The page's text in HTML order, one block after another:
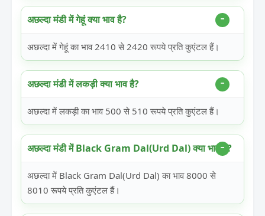
अछल्दा मंडी में गेहूं क्या भाव है?
अछल्दा में गेहूं का भाव 2410 से 2420 रूपये प्रति कुएंटल हैं।
अछल्दा मंडी में लकड़ी क्या भाव है?
अछल्दा में लकड़ी का भाव 500 से 510 रूपये प्रति कुएंटल हैं।
अछल्दा मंडी में Black Gram Dal(Urd Dal) क्या भाव है?
अछल्दा में Black Gram Dal(Urd Dal) का भाव 8000 से
8010 रूपये प्रति कुएंटल हैं।